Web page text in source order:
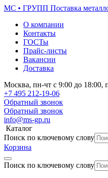
МС • ГРУПП Поставка
О компании
Контакты
ГОСТы
Прайс-листы
Вакансии
Доставка
Москва, пн-чт с 9:00 до 18:00,
+7 495 212-19-06
Обратный звонок
Обратный звонок
info@ms-gp.ru
Каталог
Поиск по ключевому слову
Корзина
Поиск по ключевому слову